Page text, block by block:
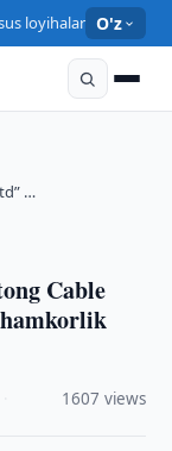
loyihalar O'z
…
Cable
1607 views